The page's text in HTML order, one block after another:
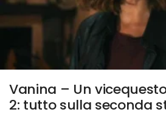
Vanina – Un
2: tutto sulla seconda